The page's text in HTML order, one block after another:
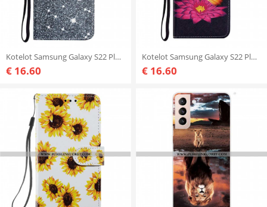
Kotelot Samsung Galaxy S22 Plus 5G Suojaketju Kuori Strappy Paljetteja
€ 16.60
Kotelot Samsung Galaxy S22 Plus 5G Butterfly Ja Lotus
€ 16.60